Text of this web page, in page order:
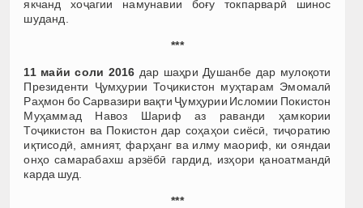
якчанд хоҷагии намунавии боғу токпарварӣ шинос
шуданд.
***
11 майи соли 2016 дар шаҳри Душанбе дар мулоқоти
Президенти Ҷумҳурии Тоҷикистон муҳтарам Эмомалӣ
Раҳмон бо Сарвазири вақти Ҷумҳурии Исломии Покистон
Муҳаммад Навоз Шариф аз раванди ҳамкории
Тоҷикистон ва Покистон дар соҳаҳои сиёсӣ, тиҷоратию
иқтисодӣ, амният, фарҳанг ва илму маориф, ки ояндаи
онҳо самарабахш арзёбӣ гардид, изҳори қаноатмандӣ
карда шуд.
***